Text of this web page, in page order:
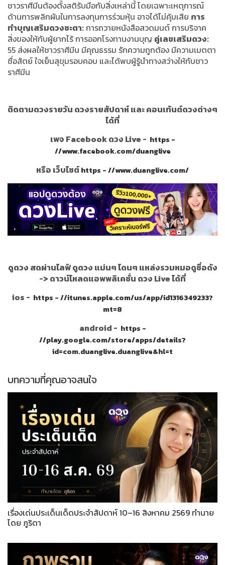
ชาวราศีมีนต้องตั้งสติรับมือกับสิ่งเหล่านี้ โดยเฉพาะเหตุการณ์
ด้านการพลิกผันในการลงทุนการร่วมหุ้น อาจได้ไม่คุ้มเสีย การ
ทำบุญเสริมดวงชะตา:การถวายหนังสือสวดมนต์ การบริจาค
สิ่งของให้กับผู้ยากไร้ การออกโรงทานงานบุญ คู่เลขเสริมดวง:
55 ส่งผลให้ชาวราศีมีน มีคุณธรรม รักความถูกต้อง มีความเมตตา
ซื่อสัตย์ ใจเย็นสุขุมรอบคอบ และได้พบผู้รู้นำทางสว่างให้กับชาว
ราศีมีน
ติดตามดวงรายวัน ดวงรายสัปดาห์ และ คอนเท้นต์ดวงต่างๆ
ได้ที่
เพจ Facebook ดวง Live - https -
//www.facebook.com/duanglive
หรือ เว็บไซต์https - //www.duanglive.com/
ดูดวง สดผ่านไลฟ์ ดูดวง แม่นๆ โดนๆ แหล่งรวมหมอดูชื่อดัง
-> ดาวน์โหลดแอพพลิเคชั่น ดวง Live ได้ที่
ios - https - //itunes.apple.com/us/app/id1316349233?
mt=8
android - https -
//play.google.com/store/apps/details?
id=com.duanglive.duanglive&hl=t
บทความที่คุณอาจสนใจ
เรื่องเด่นประเด็นเด็ดประจำสัปดาห์ 10–16 สิงหาคม 2569 ทำนาย
โดย ภูริดา